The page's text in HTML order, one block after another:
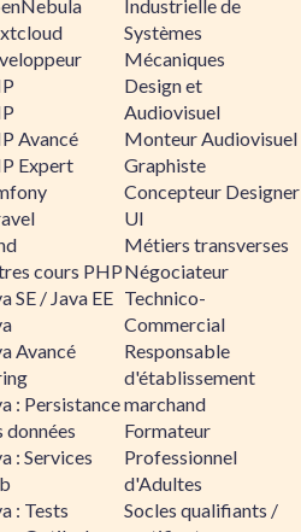
Avancé
Expert
cours PHP
SE / Java EE
Avancé
: Persistance
données
: Services
: Tests
Industrielle de
Systèmes
Mécaniques
Design et
Audiovisuel
Monteur Audiovisuel
Graphiste
Concepteur Designer
UI
Métiers transverses
Négociateur
Technico-
Commercial
Responsable
d'établissement
marchand
Formateur
Professionnel
d'Adultes
Socles qualifiants /